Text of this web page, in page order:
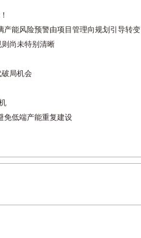
能风险预警由项目管理向规划引导转变
尚未特别清晰
局机会
免低端产能重复建设